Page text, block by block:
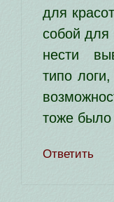
для
собой
не­сти
типо
тоже
Ответить